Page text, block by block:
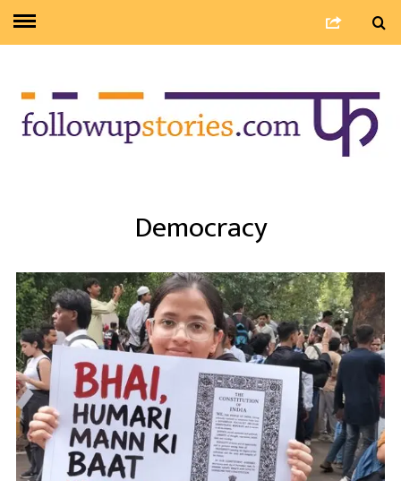
Democracy